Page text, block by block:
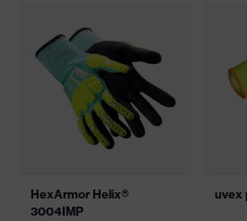
HexArmor Helix®
3004IMP
uvex